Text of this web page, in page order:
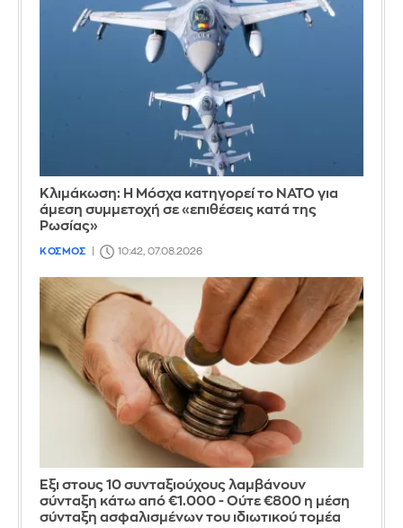
Κλιμάκωση: Η Μόσχα κατηγορεί το ΝΑΤΟ για
άμεση συμμετοχή σε «επιθέσεις κατά της
Ρωσίας»
ΚΟΣΜΟΣ 10:42, 07.08.2026
Έξι στους 10 συνταξιούχους λαμβάνουν
σύνταξη κάτω από €1.000 - Ούτε €800 η μέση
σύνταξη ασφαλισμένων του ιδιωτικού τομέα